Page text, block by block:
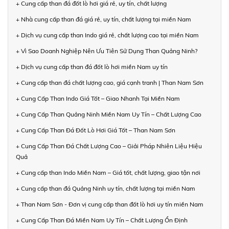
+ Cung cấp than đá đốt lò hơi giá rẻ, uy tín, chất lượng
+ Nhà cung cấp than đá giá rẻ, uy tín, chất lượng tại miền Nam
+ Dịch vụ cung cấp than Indo giá rẻ, chất lượng cao tại miền Nam
+ Vì Sao Doanh Nghiệp Nên Ưu Tiên Sử Dụng Than Quảng Ninh?
+ Dịch vụ cung cấp than đá đốt lò hơi miền Nam uy tín
+ Cung cấp than đá chất lượng cao, giá cạnh tranh | Than Nam Sơn
+ Cung Cấp Than Indo Giá Tốt – Giao Nhanh Tại Miền Nam
+ Cung Cấp Than Quảng Ninh Miền Nam Uy Tín – Chất Lượng Cao
+ Cung Cấp Than Đá Đốt Lò Hơi Giá Tốt – Than Nam Sơn
+ Cung Cấp Than Đá Chất Lượng Cao – Giải Pháp Nhiên Liệu Hiệu
Quả
+ Cung cấp than Indo Miền Nam – Giá tốt, chất lượng, giao tận nơi
+ Cung cấp than đá Quảng Ninh uy tín, chất lượng tại miền Nam
+ Than Nam Sơn - Đơn vị cung cấp than đốt lò hơi uy tín miền Nam
+ Cung Cấp Than Đá Miền Nam Uy Tín – Chất Lượng Ổn Định